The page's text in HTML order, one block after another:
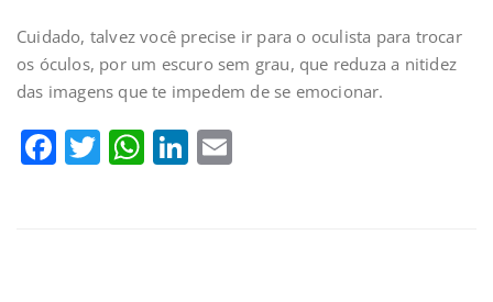
Cuidado, talvez você precise ir para o oculista para trocar
os óculos, por um escuro sem grau, que reduza a nitidez
das imagens que te impedem de se emocionar.
Facebook
Twitter
WhatsApp
LinkedIn